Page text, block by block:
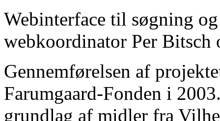
Webinterface til søgning
webkoordinator Per Bitsch
Gennemførelsen af
Farumgaard-Fonden i
grundlag af midler fra